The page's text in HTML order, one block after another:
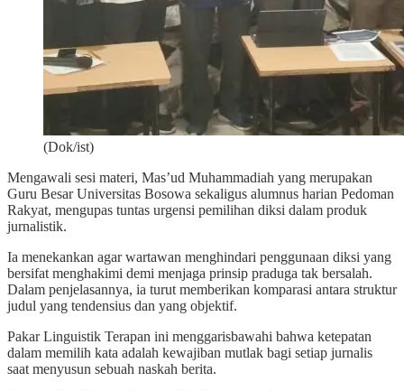
(Dok/ist)
Mengawali sesi materi, Mas’ud Muhammadiah yang merupakan
Guru Besar Universitas Bosowa sekaligus alumnus harian Pedoman
Rakyat, mengupas tuntas urgensi pemilihan diksi dalam produk
jurnalistik.
Ia menekankan agar wartawan menghindari penggunaan diksi yang
bersifat menghakimi demi menjaga prinsip praduga tak bersalah.
Dalam penjelasannya, ia turut memberikan komparasi antara struktur
judul yang tendensius dan yang objektif.
Pakar Linguistik Terapan ini menggarisbawahi bahwa ketepatan
dalam memilih kata adalah kewajiban mutlak bagi setiap jurnalis
saat menyusun sebuah naskah berita.